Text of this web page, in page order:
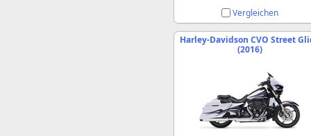
Vergleichen
Harley-Davidson CVO Street
(2016)